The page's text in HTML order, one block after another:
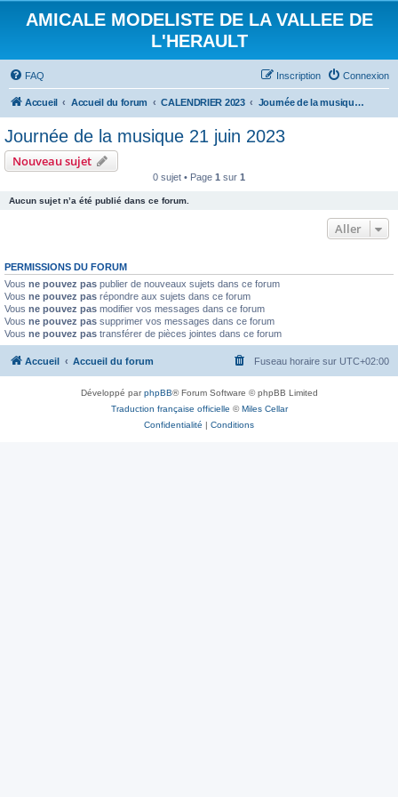
AMICALE MODELISTE DE LA VALLEE DE
L'HERAULT
FAQ Connexion
Inscription
Accueil Accueil du forum CALENDRIER 2023 Journée de la musique 21 juin 2023
Journée de la musique 21 juin 2023
Nouveau sujet
0 sujet • Page 1 sur 1
Aucun sujet n’a été publié dans ce forum.
Aller
PERMISSIONS DU FORUM
Vous ne pouvez pas publier de nouveaux sujets dans ce forum
Vous ne pouvez pas répondre aux sujets dans ce forum
Vous ne pouvez pas modifier vos messages dans ce forum
Vous ne pouvez pas supprimer vos messages dans ce forum
Vous ne pouvez pas transférer de pièces jointes dans ce forum
Accueil Accueil du forum Fuseau horaire sur UTC+02:00
Développé parphpBB® Forum Software © phpBB Limited
Traduction française officielle ©Miles Cellar
Confidentialité | Conditions